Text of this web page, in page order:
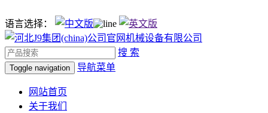
语言选择：
搜 索
Toggle navigation 导航菜单
网站首页
关于我们